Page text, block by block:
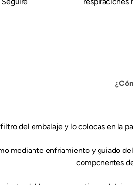
filtro del embalaje y lo colocas en la
mediante enfriamiento y guiado
componentes